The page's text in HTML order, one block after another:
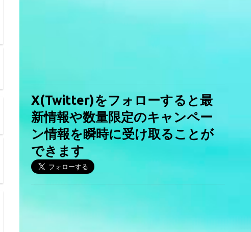
X(Twitter)をフォローすると最
新情報や数量限定のキャンペー
ン情報を瞬時に受け取ることが
できます